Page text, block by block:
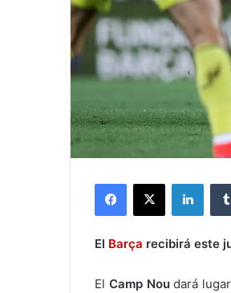
El Barça recibirá este
El Camp Noudará